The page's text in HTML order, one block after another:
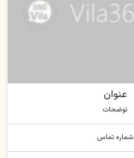
عنوان
توضحات
شماره تماس